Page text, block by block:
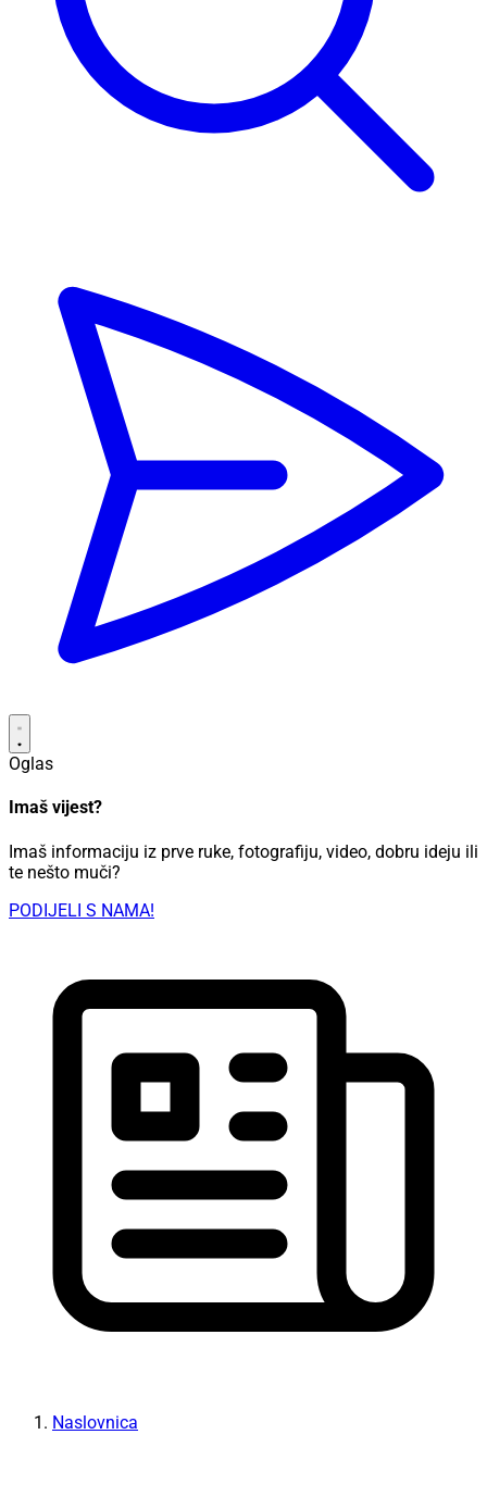
Oglas
Imaš vijest?
Imaš informaciju iz prve ruke, fotografiju, video, dobru ideju ili
te nešto muči?
PODIJELI S NAMA!
Naslovnica